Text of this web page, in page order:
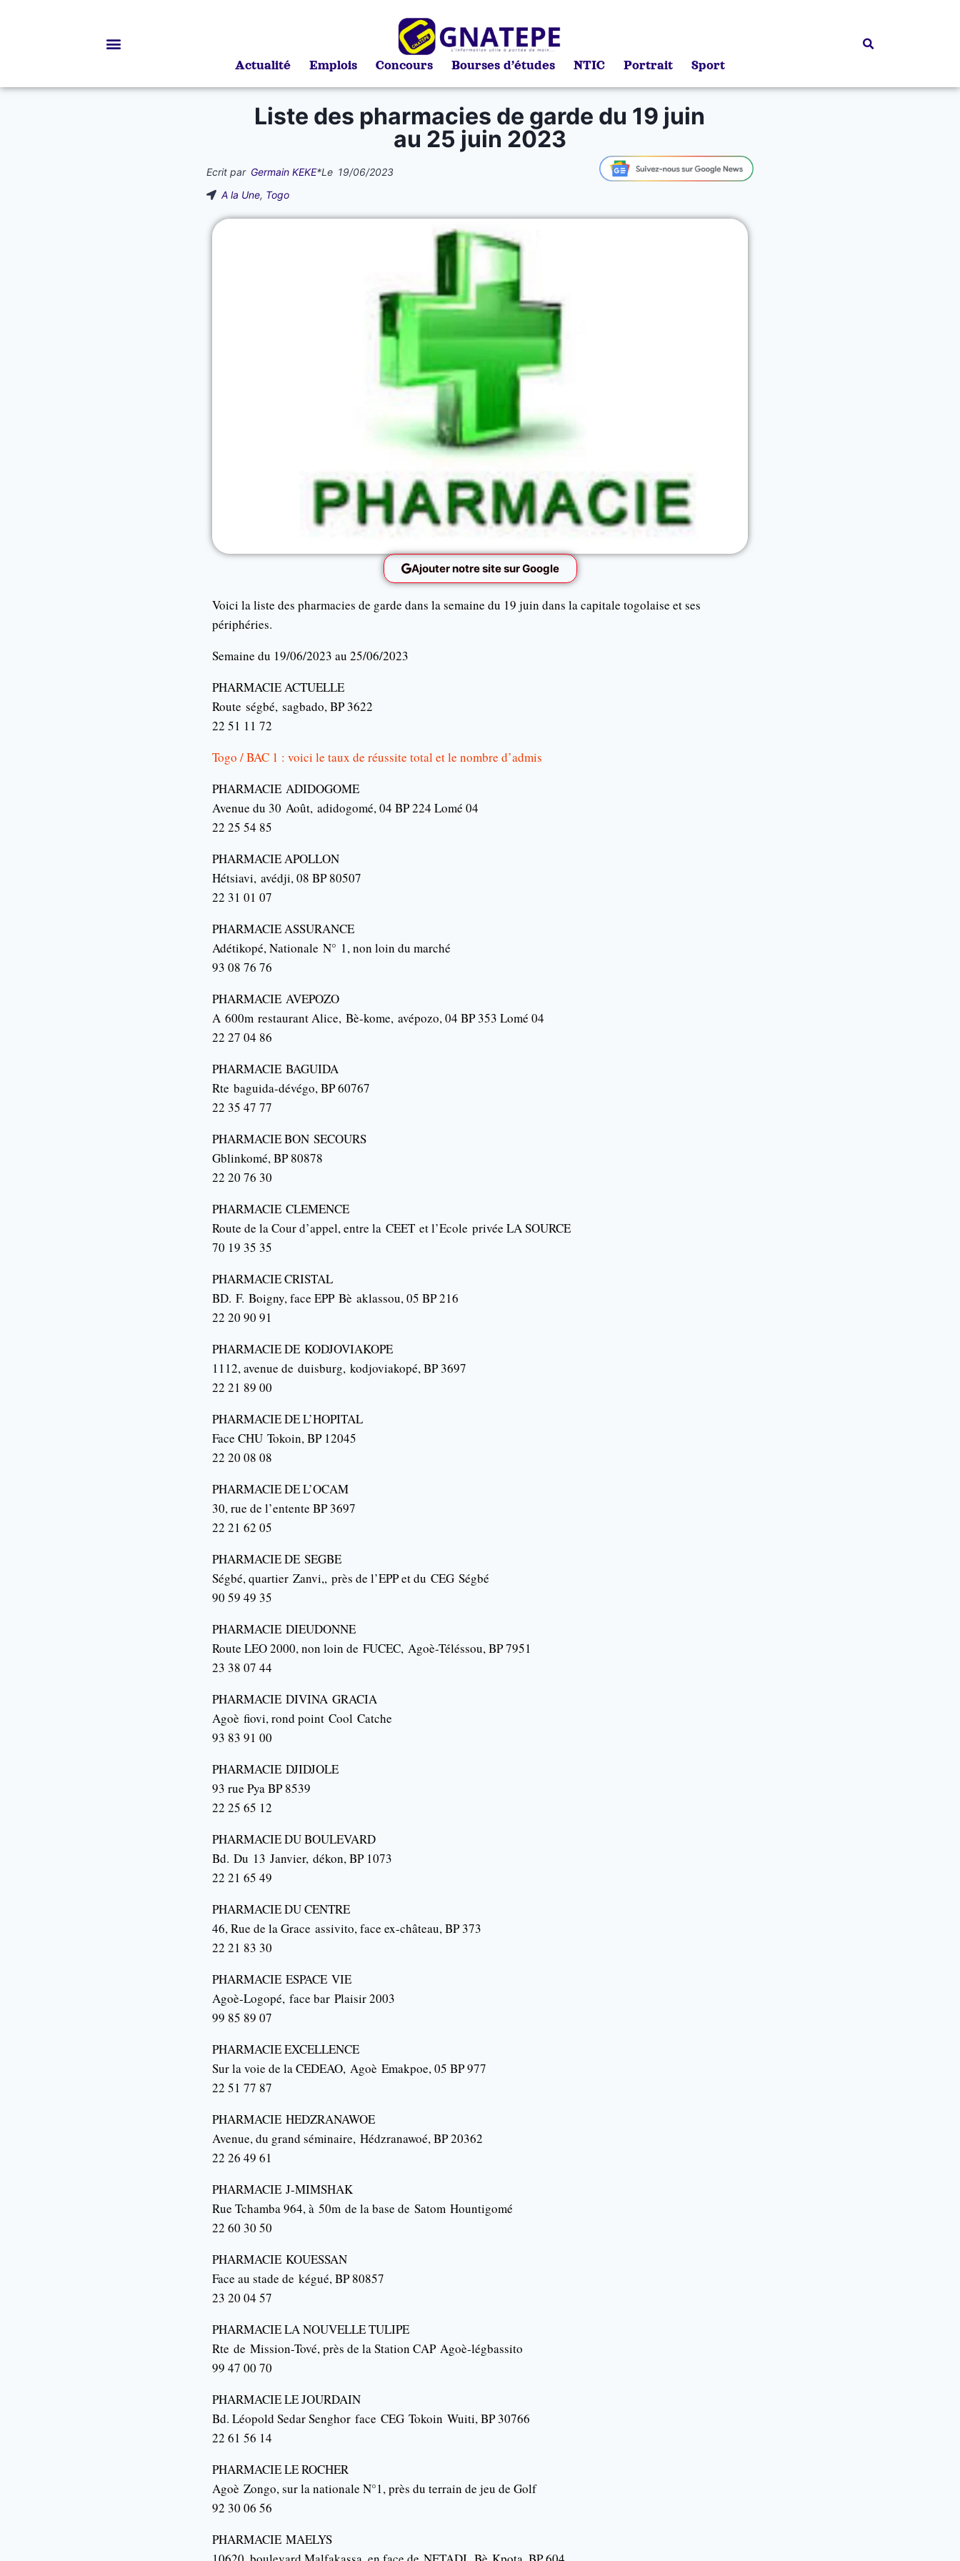
Actualité Emplois Concours Bourses d’études NTIC Portrait Sport
Liste des pharmacies de garde du 19 juin
au 25 juin 2023
Ecrit par Germain KEKE*Le 19/06/2023
A la Une, Togo
Ajouter notre site sur Google
Voici la liste des pharmacies de garde dans la semaine du 19 juin dans la capitale togolaise et ses
périphéries.
Semaine du 19/06/2023 au 25/06/2023
PHARMACIE ACTUELLE
Route ségbé, sagbado, BP 3622
22 51 11 72
Togo / BAC 1 : voici le taux de réussite total et le nombre d’admis
PHARMACIE ADIDOGOME
Avenue du 30 Août, adidogomé, 04 BP 224 Lomé 04
22 25 54 85
PHARMACIE APOLLON
Hétsiavi, avédji, 08 BP 80507
22 31 01 07
PHARMACIE ASSURANCE
Adétikopé, Nationale N° 1, non loin du marché
93 08 76 76
PHARMACIE AVEPOZO
A 600m restaurant Alice, Bè-kome, avépozo, 04 BP 353 Lomé 04
22 27 04 86
PHARMACIE BAGUIDA
Rte baguida-dévégo, BP 60767
22 35 47 77
PHARMACIE BON SECOURS
Gblinkomé, BP 80878
22 20 76 30
PHARMACIE CLEMENCE
Route de la Cour d’appel, entre la CEET et l’Ecole privée LA SOURCE
70 19 35 35
PHARMACIE CRISTAL
BD. F. Boigny, face EPP Bè aklassou, 05 BP 216
22 20 90 91
PHARMACIE DE KODJOVIAKOPE
1112, avenue de duisburg, kodjoviakopé, BP 3697
22 21 89 00
PHARMACIE DE L’HOPITAL
Face CHU Tokoin, BP 12045
22 20 08 08
PHARMACIE DE L’OCAM
30, rue de l’entente BP 3697
22 21 62 05
PHARMACIE DE SEGBE
Ségbé, quartier Zanvi,, près de l’EPP et du CEG Ségbé
90 59 49 35
PHARMACIE DIEUDONNE
Route LEO 2000, non loin de FUCEC, Agoè-Téléssou, BP 7951
23 38 07 44
PHARMACIE DIVINA GRACIA
Agoè fiovi, rond point Cool Catche
93 83 91 00
PHARMACIE DJIDJOLE
93 rue Pya BP 8539
22 25 65 12
PHARMACIE DU BOULEVARD
Bd. Du 13 Janvier, dékon, BP 1073
22 21 65 49
PHARMACIE DU CENTRE
46, Rue de la Grace assivito, face ex-château, BP 373
22 21 83 30
PHARMACIE ESPACE VIE
Agoè-Logopé, face bar Plaisir 2003
99 85 89 07
PHARMACIE EXCELLENCE
Sur la voie de la CEDEAO, Agoè Emakpoe, 05 BP 977
22 51 77 87
PHARMACIE HEDZRANAWOE
Avenue, du grand séminaire, Hédzranawoé, BP 20362
22 26 49 61
PHARMACIE J-MIMSHAK
Rue Tchamba 964, à 50m de la base de Satom Hountigomé
22 60 30 50
PHARMACIE KOUESSAN
Face au stade de kégué, BP 80857
23 20 04 57
PHARMACIE LA NOUVELLE TULIPE
Rte de Mission-Tové, près de la Station CAP Agoè-légbassito
99 47 00 70
PHARMACIE LE JOURDAIN
Bd. Léopold Sedar Senghor face CEG Tokoin Wuiti, BP 30766
22 61 56 14
PHARMACIE LE ROCHER
Agoè Zongo, sur la nationale N°1, près du terrain de jeu de Golf
92 30 06 56
PHARMACIE MAELYS